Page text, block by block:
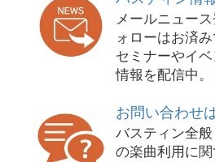
メールニュー
ォローはお済
セミナーやイ
情報を配信中。
お問い合わせ
バスティン全
の楽曲利用に関